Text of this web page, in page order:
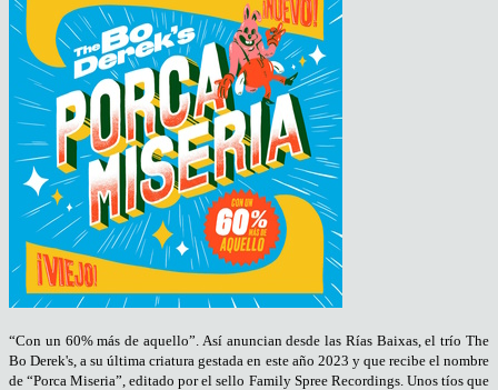
“Con un 60% más de aquello”. Así anuncian desde las Rías Baixas, el trío The
Bo Derek's, a su última criatura gestada en este año 2023 y que recibe el nombre
de “Porca Miseria”, editado por el sello Family Spree Recordings. Unos tíos que